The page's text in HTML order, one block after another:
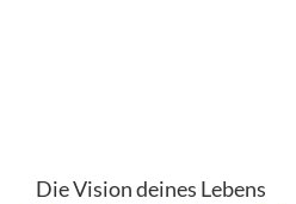
Die Vision deines Lebens